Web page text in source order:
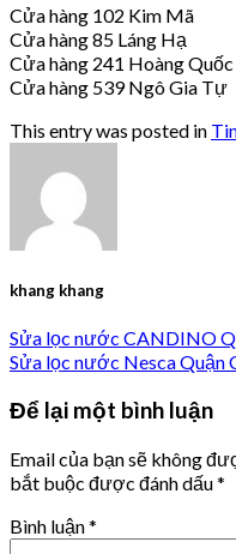
Cửa hàng 102 Kim Mã
Cửa hàng 85 Láng Hạ
Cửa hàng 241 Hoàng
Cửa hàng 539 Ngô Gia Tự
This entry was posted in
khang khang
Sửa lọc nước CANDINO
Sửa lọc nước Nesca Quận
Để lại một bình luận
Email của bạn sẽ không
bắt buộc được đánh dấu*
Bình luận*